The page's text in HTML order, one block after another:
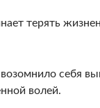
терять
себя
волей.